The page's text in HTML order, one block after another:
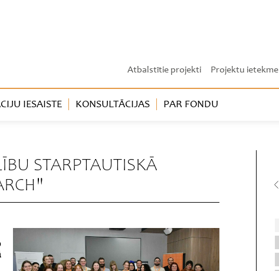
Atbalstītie projekti Projektu ietekme
IESAISTE KONSULTĀCIJAS PAR FONDU
STARPTAUTISKĀ